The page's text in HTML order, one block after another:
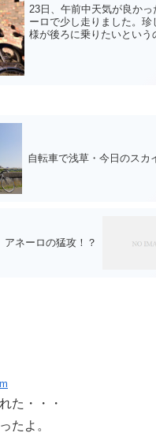
23日、午前中天気が良かっ
ーロで少し走りました。珍
様が後ろに乗りたいという
自転車で浅草・今日のスカ
アネーロの猛攻！？
た・・・
たよ。